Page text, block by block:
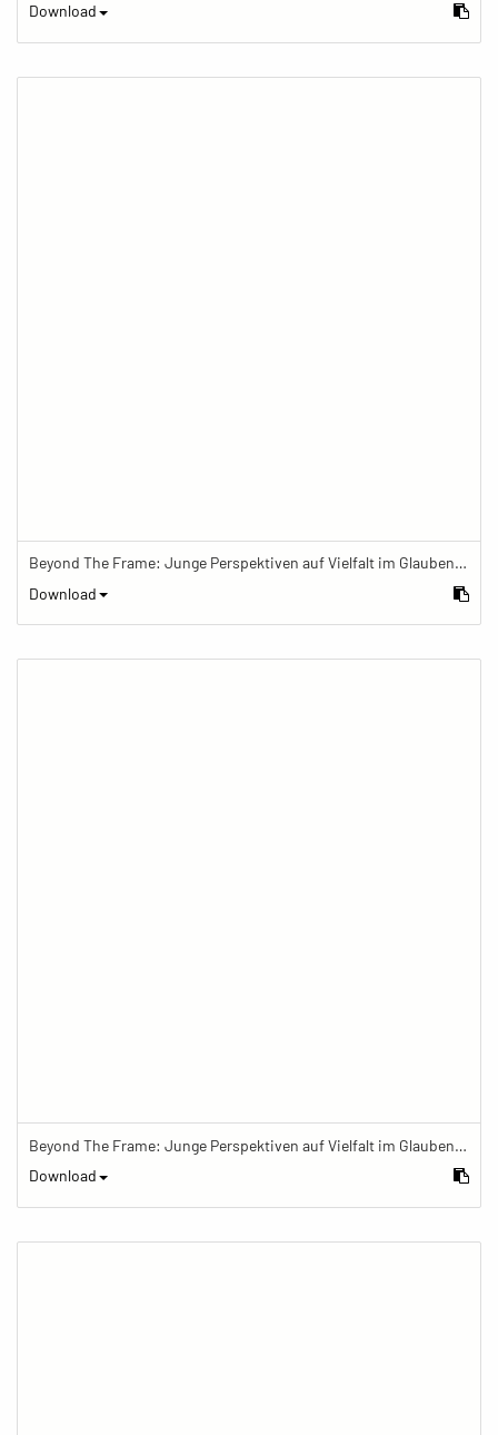
Download
Beyond The Frame: Junge Perspektiven auf Vielfalt im Glauben - Frau beendet Meditation und löscht die Meditationskerze
Download
Beyond The Frame: Junge Perspektiven auf Vielfalt im Glauben - Meditation mit Gebetskette im Schreinraum
Download